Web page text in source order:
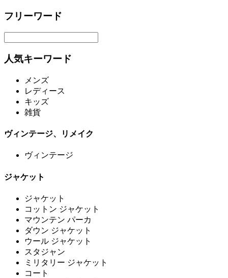
フリーワード
人気キーワード
メンズ
レディース
キッズ
雑貨
ヴィンテージ、リメイク
ヴィンテージ
ジャケット
ジャケット
コットン ジャケット
マウンテン パーカ
ダウン ジャケット
ウール ジャケット
スタジャン
ミリタリー ジャケット
コート